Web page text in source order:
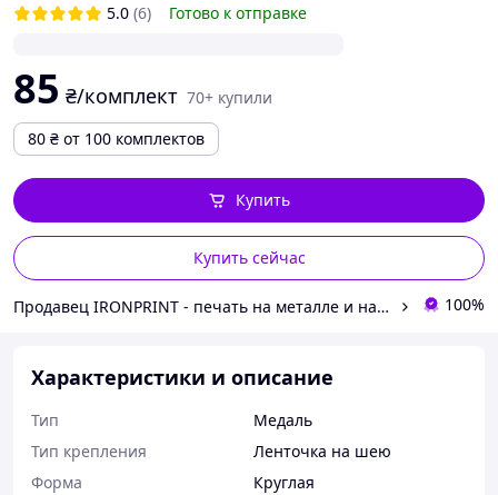
5.0 (6) Готово к отправке
85 ₴/комплект 70+ купили
80 ₴ от 100 комплектов
Купить сейчас
Купить
Продавец IRONPRINT - печать на металле и наградная атрибутика 100%
Характеристики и описание
Тип
Медаль
Тип крепления
Ленточка на шею
Форма
Круглая